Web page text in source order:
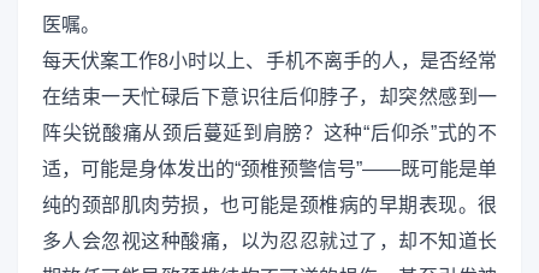
医嘱。
每天伏案工作8小时以上、手机不离手的人，是否经常
在结束一天忙碌后下意识往后仰脖子，却突然感到一
阵尖锐酸痛从颈后蔓延到肩膀？这种“后仰杀”式的不
适，可能是身体发出的“颈椎预警信号”——既可能是单
纯的颈部肌肉劳损，也可能是颈椎病的早期表现。很
多人会忽视这种酸痛，以为忍忍就过了，却不知道长